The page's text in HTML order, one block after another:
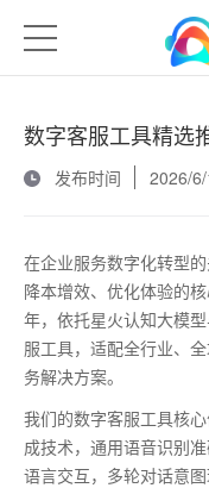
数字客服工具精选
发布时间
2026/6/
在企业服务数字化转型
降本增效、优化体验的
年，依托星火认知大模
服工具，适配全行业、
务解决方案。
我们的数字客服工具核
成技术，通用语音识别
语言交互，多轮对话意